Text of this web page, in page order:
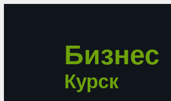
Бизнес
Курск